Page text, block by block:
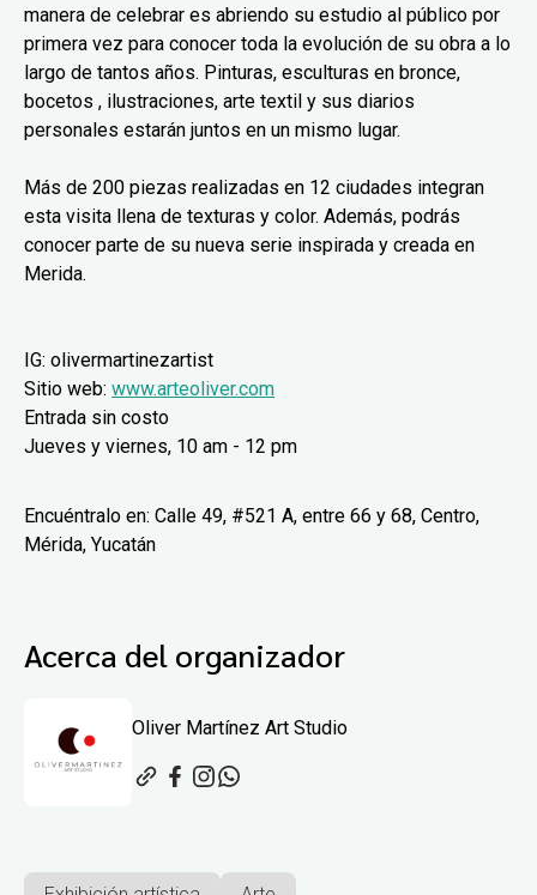
manera de celebrar es abriendo su estudio al público por
primera vez para conocer toda la evolución de su obra a lo
largo de tantos años. Pinturas, esculturas en bronce,
bocetos , ilustraciones, arte textil y sus diarios
personales estarán juntos en un mismo lugar.
Más de 200 piezas realizadas en 12 ciudades integran
esta visita llena de texturas y color. Además, podrás
conocer parte de su nueva serie inspirada y creada en
Merida.
IG: olivermartinezartist
Sitio web: www.arteoliver.com
Entrada sin costo
Jueves y viernes, 10 am - 12 pm
Encuéntralo en: Calle 49, #521 A, entre 66 y 68, Centro,
Mérida, Yucatán
Acerca del organizador
Oliver Martínez Art Studio